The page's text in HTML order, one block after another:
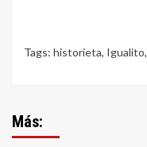
Tags: historieta, Igualito,
Más: